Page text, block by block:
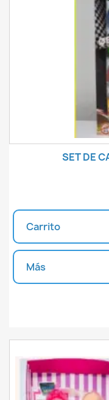
SET DE
Carrito
Más